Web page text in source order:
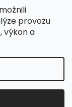
provozu
výkon a
vyhrazena.